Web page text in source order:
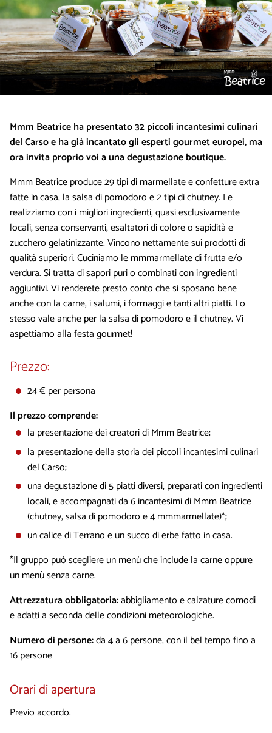
Mmm Beatrice ha presentato 32 piccoli incantesimi culinari
del Carso e ha già incantato gli esperti gourmet europei, ma
ora invita proprio voi a una degustazione boutique.
Mmm Beatrice produce 29 tipi di marmellate e confetture extra
fatte in casa, la salsa di pomodoro e 2 tipi di chutney. Le
realizziamo con i migliori ingredienti, quasi esclusivamente
locali, senza conservanti, esaltatori di colore o sapidità e
zucchero gelatinizzante. Vincono nettamente sui prodotti di
qualità superiori. Cuciniamo le mmmarmellate di frutta e/o
verdura. Si tratta di sapori puri o combinati con ingredienti
aggiuntivi. Vi renderete presto conto che si sposano bene
anche con la carne, i salumi, i formaggi e tanti altri piatti. Lo
stesso vale anche per la salsa di pomodoro e il chutney. Vi
aspettiamo alla festa gourmet!
Prezzo:
24 € per persona
Il prezzo comprende:
la presentazione dei creatori di Mmm Beatrice;
la presentazione della storia dei piccoli incantesimi culinari
del Carso;
una degustazione di 5 piatti diversi, preparati con ingredienti
locali, e accompagnati da 6 incantesimi di Mmm Beatrice
(chutney, salsa di pomodoro e 4 mmmarmellate)*;
un calice di Terrano e un succo di erbe fatto in casa.
*Il gruppo può scegliere un menù che include la carne oppure
un menù senza carne.
Attrezzatura obbligatoria: abbigliamento e calzature comodi
e adatti a seconda delle condizioni meteorologiche.
Numero di persone:da 4 a 6 persone, con il bel tempo fino a
16 persone
Orari di apertura
Previo accordo.